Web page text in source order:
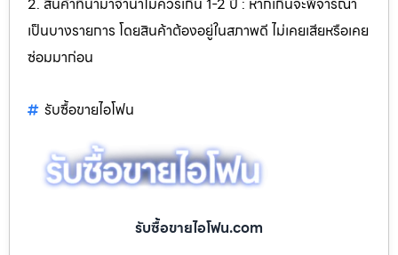
เป็นบางรายการ โดยสินค้าต้องอยู่ในสภาพดี ไม่เคยเสียหรือเคย
ซ่อมมาก่อน
รับซื้อขายไอโฟน
รับซื้อขายไอโฟน.com